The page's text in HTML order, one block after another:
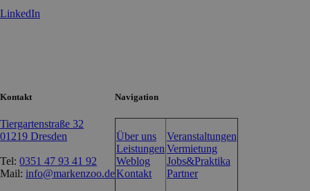
LinkedIn
Kontakt
Tiergartenstraße 32
01219 Dresden
Tel: 0351 47 93 41 92
Mail: info@markenzoo.de
Navigation
Über uns
Leistungen
Weblog
Kontakt
Veranstaltungen
Vermietung
Jobs&Praktika
Partner